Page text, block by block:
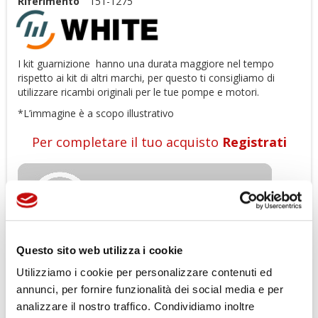
Questo sito web utilizza i cookie
Utilizziamo i cookie per personalizzare contenuti ed
annunci, per fornire funzionalità dei social media e per
analizzare il nostro traffico. Condividiamo inoltre
I kit guarnizione hanno una durata maggiore nel tempo
rispetto ai kit di altri marchi, per questo ti consigliamo di
utilizzare ricambi originali per le tue pompe e motori.
*L’immagine è a scopo illustrativo
Per completare il tuo acquisto Registrati
Gli ordini effettuati dal 04-08-2026
al 23-08-2026 verranno evasi a